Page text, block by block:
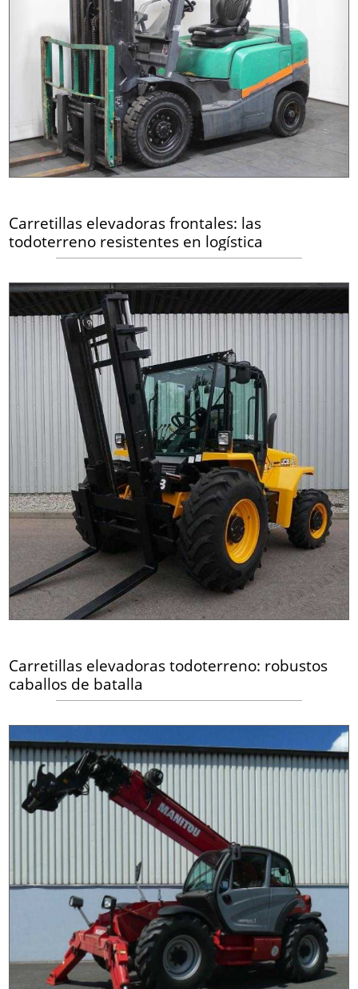
Carretillas elevadoras frontales: las
todoterreno resistentes en logística
Carretillas elevadoras todoterreno: robustos
caballos de batalla